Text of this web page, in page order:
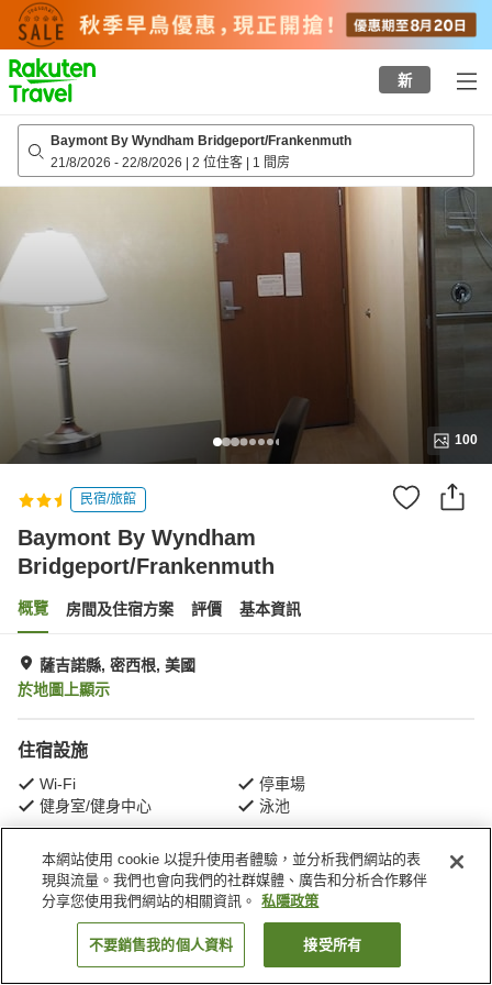
to
top
page
新
Baymont By Wyndham Bridgeport/Frankenmuth
21/8/2026 - 22/8/2026 | 2 位住客 | 1 間房
100
民宿/旅館
Baymont By Wyndham
Bridgeport/Frankenmuth
概覽 房間及住宿方案 評價 基本資訊
薩吉諾縣, 密西根, 美國
於地圖上顯示
住宿設施
Wi-Fi
停車場
健身室/健身中心
泳池
主頁 美國 密西根
薩吉諾縣
Baymont By Wyndham Bridgeport/Frankenmuth
找客房
本網站使用 cookie 以提升使用者體驗，並分析我們網站的表
現與流量。我們也會向我們的社群媒體、廣告和分析合作夥伴
分享您使用我們網站的相關資訊。
私隱政策
不要銷售我的個人資料 接受所有